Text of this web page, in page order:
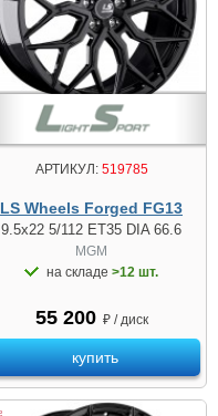
АРТИКУЛ:519785
LS Wheels Forged FG13
9.5x22 5/112 ET35 DIA 66.6
MGM
на складе >12 шт.
55 200 ₽ / диск
купить